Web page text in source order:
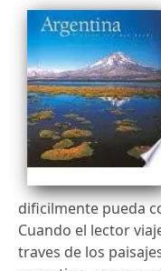
dificilmente pueda
Cuando el lector
traves de los